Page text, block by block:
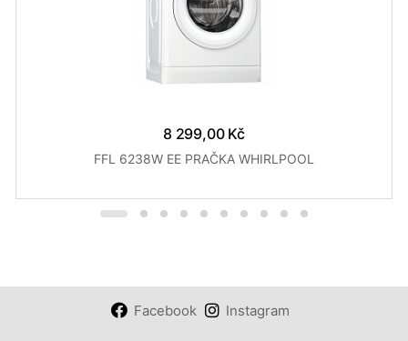
8 299,00 Kč
FFL 6238W EE PRAČKA WHIRLPOOL
Facebook Instagram